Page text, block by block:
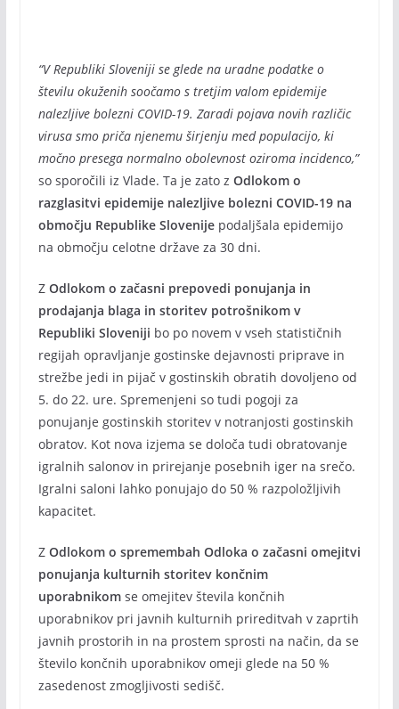
“V Republiki Sloveniji se glede na uradne podatke o
številu okuženih soočamo s tretjim valom epidemije
nalezljive bolezni COVID-19. Zaradi pojava novih različic
virusa smo priča njenemu širjenju med populacijo, ki
močno presega normalno obolevnost oziroma incidenco,”
so sporočili iz Vlade. Ta je zato z Odlokom o
razglasitvi epidemije nalezljive bolezni COVID-19 na
območju Republike Slovenijepodaljšala epidemijo
na območju celotne države za 30 dni.
Z Odlokom o začasni prepovedi ponujanja in
prodajanja blaga in storitev potrošnikom v
Republiki Sloveniji bo po novem v vseh statističnih
regijah opravljanje gostinske dejavnosti priprave in
strežbe jedi in pijač v gostinskih obratih dovoljeno od
5. do 22. ure. Spremenjeni so tudi pogoji za
ponujanje gostinskih storitev v notranjosti gostinskih
obratov. Kot nova izjema se določa tudi obratovanje
igralnih salonov in prirejanje posebnih iger na srečo.
Igralni saloni lahko ponujajo do 50 % razpoložljivih
kapacitet.
Z Odlokom o spremembah Odloka o začasni omejitvi
ponujanja kulturnih storitev končnim
uporabnikomse omejitev števila končnih
uporabnikov pri javnih kulturnih prireditvah v zaprtih
javnih prostorih in na prostem sprosti na način, da se
število končnih uporabnikov omeji glede na 50 %
zasedenost zmogljivosti sedišč.